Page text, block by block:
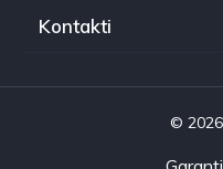
Kontakti
©